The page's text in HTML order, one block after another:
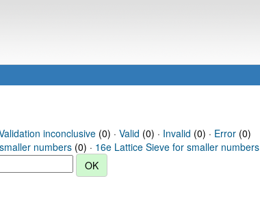
inconclusive(0) · Valid (0) · Invalid (0) · Error(0)
numbers (0) · 16e Lattice Sieve for smaller numbers